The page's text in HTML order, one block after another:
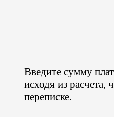
Введите сумму
исходя из расчета,
переписке.